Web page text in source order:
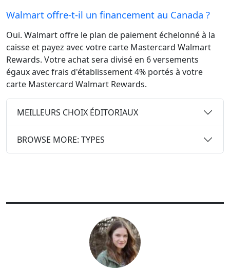
Walmart offre-t-il un financement au Canada ?
Oui. Walmart offre le plan de paiement échelonné à la
caisse et payez avec votre carte Mastercard Walmart
Rewards. Votre achat sera divisé en 6 versements
égaux avec frais d'établissement 4% portés à votre
carte Mastercard Walmart Rewards.
MEILLEURS CHOIX ÉDITORIAUX
BROWSE MORE: TYPES